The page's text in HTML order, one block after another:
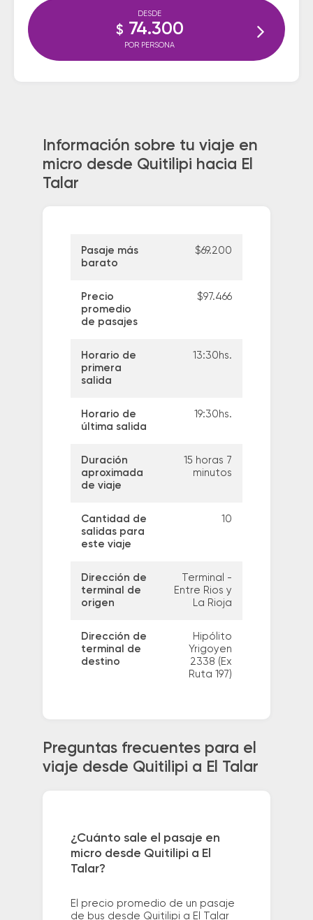
DESDE
$ 74.300
POR PERSONA
Información sobre tu viaje en
micro desde Quitilipi hacia El
Talar
Pasaje más
barato
$69.200
Precio
promedio
de pasajes
$97.466
Horario de
primera
salida
13:30hs.
Horario de
última salida
19:30hs.
Duración
aproximada
de viaje
15 horas 7
minutos
Cantidad de
salidas para
este viaje
10
Dirección de
terminal de
origen
Terminal -
Entre Rios y
La Rioja
Dirección de
terminal de
destino
Hipólito
Yrigoyen
2338 (Ex
Ruta 197)
Preguntas frecuentes para el
viaje desde Quitilipi a El Talar
¿Cuánto sale el pasaje en
micro desde Quitilipi a El
Talar?
El precio promedio de un pasaje
de bus desde Quitilipi a El Talar